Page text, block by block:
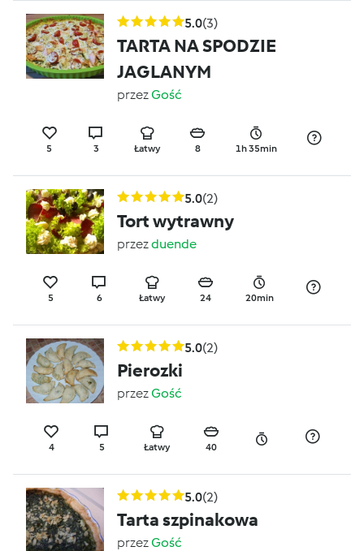
5.0(3)
TARTA NA SPODZIE
JAGLANYM
przezGość
5 3 Łatwy 8 1h 35min
5.0(2)
Tort wytrawny
przezduende
5 6 Łatwy 24 20min
5.0(2)
Pierozki
przezGość
4 5 Łatwy 40
5.0(2)
Tarta szpinakowa
przezGość